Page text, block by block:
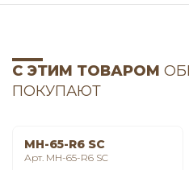
С ЭТИМ ТОВАРОМ
ПОКУПАЮТ
MH-65-R6 SC
Арт. MH-65-R6 SC